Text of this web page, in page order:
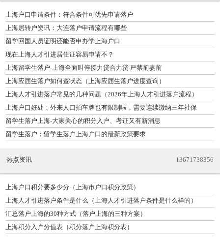
上海户口申请条件：符合条件可优先申请落户
上海居转户资讯：大连落户申请流程有哪些
留学回国人员证明还能否申办学上海户口
现在上海人才引进居住证容易申请不？
上海留学生落户-上海全面叫停接力贷合力贷 严禁前妻前
上海应届生落户如何查状态（上海应届生落户进度查询）
上海人才引进落户常见的几种问题（2026年上海人才引进落户流程）
上海户口好处：外来人口拍车牌也有限制啦，需要连续缴纳三年社保
留学生落户上海-大家关心的积分入户、考证又有新消息
留学生落户：留学生落户上海户口的最新政策要求
热点资讯 13671738356
上海户口积分要多少分（上海市户口积分政策）
上海人才引进落户条件是什么（上海人才引进落户条件是什么样的）
汇总落户上海的30种方式（落户上海的三种方案）
上海积分入户分值表（积分落户上海积分表）